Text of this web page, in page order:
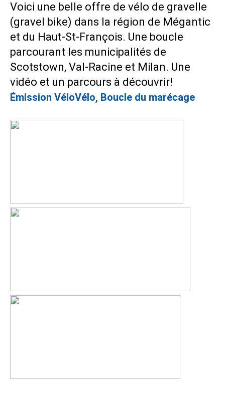
Voici une belle offre de vélo de gravelle
(gravel bike) dans la région de Mégantic
et du Haut-St-François. Une boucle
parcourant les municipalités de
Scotstown, Val-Racine et Milan. Une
vidéo et un parcours à découvrir!
Émission VéloVélo, Boucle du marécage